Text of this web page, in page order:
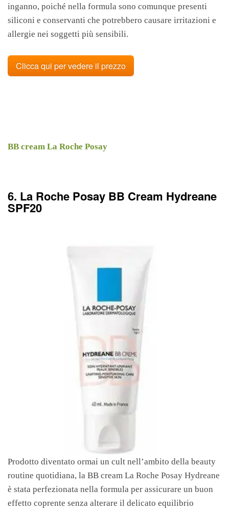
inganno, poiché nella formula sono comunque presenti
siliconi e conservanti che potrebbero causare irritazioni e
allergie nei soggetti più sensibili.
Clicca qui per vedere il prezzo
BB cream La Roche Posay
6. La Roche Posay BB Cream Hydreane
SPF20
Prodotto diventato ormai un cult nell’ambito della beauty
routine quotidiana, la BB cream La Roche Posay Hydreane
è stata perfezionata nella formula per assicurare un buon
effetto coprente senza alterare il delicato equilibrio